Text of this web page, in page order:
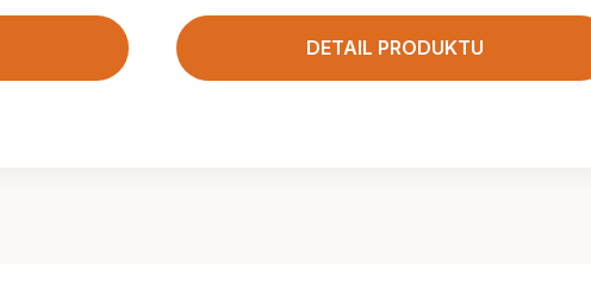
DETAIL PRODUKTU